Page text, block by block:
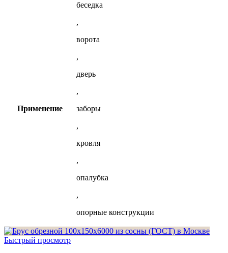
Применение
беседка
,
ворота
,
дверь
,
заборы
,
кровля
,
опалубка
,
опорные конструкции
Быстрый просмотр